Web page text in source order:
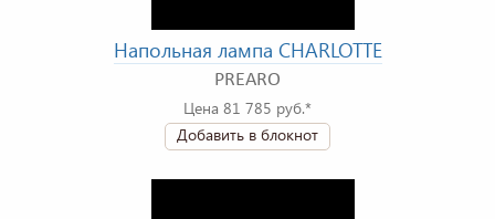
Напольная лампа CHARLOTTE
PREARO
Цена 81 785 руб.*
Добавить в блокнот